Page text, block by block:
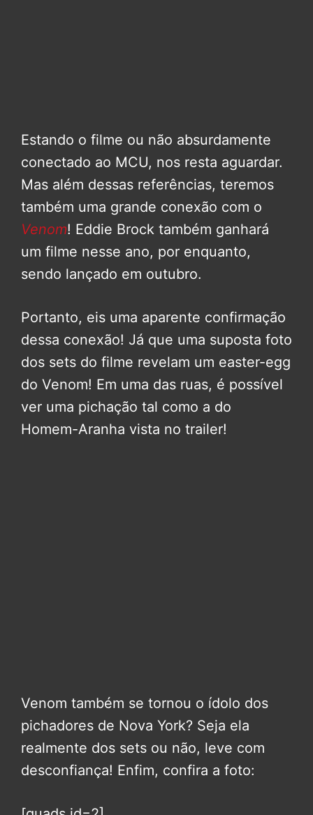
Estando o filme ou não absurdamente
conectado ao MCU, nos resta aguardar.
Mas além dessas referências, teremos
também uma grande conexão com o
Venom! Eddie Brock também ganhará
um filme nesse ano, por enquanto,
sendo lançado em outubro.
Portanto, eis uma aparente confirmação
dessa conexão! Já que uma suposta foto
dos sets do filme revelam um easter-egg
do Venom! Em uma das ruas, é possível
ver uma pichação tal como a do
Homem-Aranha vista no trailer!
Venom também se tornou o ídolo dos
pichadores de Nova York? Seja ela
realmente dos sets ou não, leve com
desconfiança! Enfim, confira a foto: